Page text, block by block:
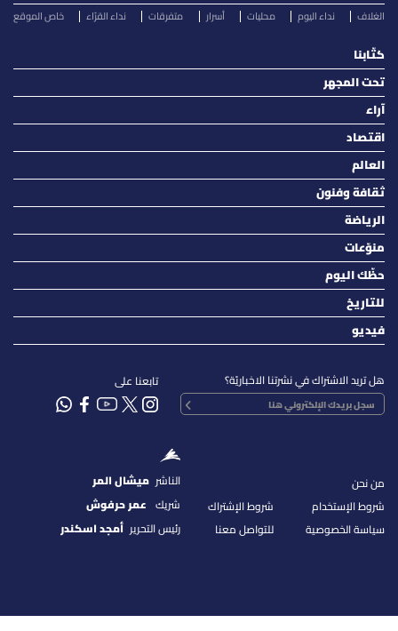
الغلاف نداء اليوم محليات أسرار متفرقات نداء القرّاء خاص الموقع
كتّابنا
تحت المجهر
آراء
اقتصاد
العالم
ثقافة وفنون
الرياضة
منوّعات
حظّك اليوم
للتاريخ
فيديو
هل تريد الاشتراك في نشرتنا الاخباريّة؟ تابعنا على
من نحن
شروط الإستخدام
سياسة الخصوصية
شروط الإشتراك
للتواصل معنا
الناشر ميشال المر
شريك عمر حرفوش
رئيس التحرير أمجد اسكندر